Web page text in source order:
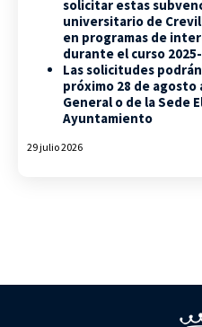
solicitar estas
universitario de
en programas de
durante el curso
Las solicitudes
próximo 28 de
General o de la Sede
Ayuntamiento
29 julio 2026